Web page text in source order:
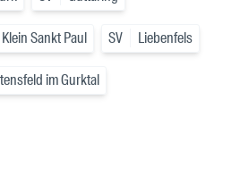
Klein Sankt Paul SV Liebenfels
im Gurktal